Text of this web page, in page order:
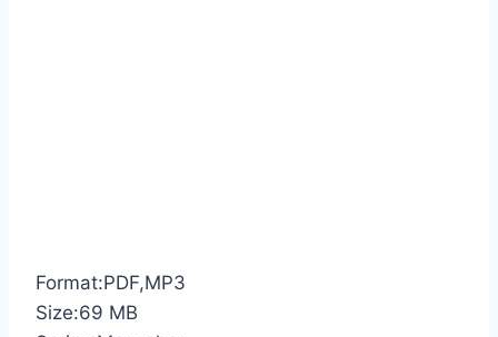
Format:PDF,MP3
Size:69 MB